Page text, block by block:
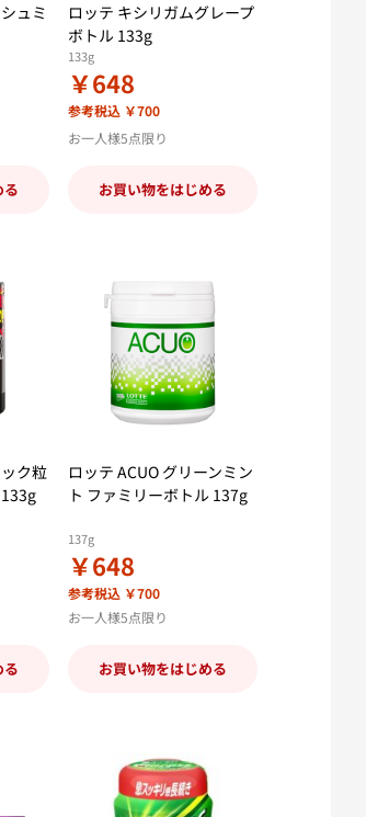
ュミ
る
ロッテ キシリガムグレープ
ボトル 133g
133g
￥648
参考税込 ￥700
お一人様5点限り
お買い物をはじめる
ク粒
る
ロッテ ACUO グリーンミン
ト ファミリーボトル 137g
137g
￥648
参考税込 ￥700
お一人様5点限り
お買い物をはじめる